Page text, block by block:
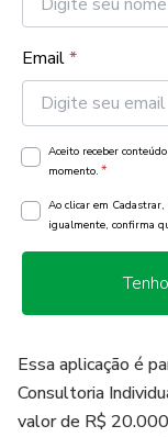
Email*
Aceito receber
momento. *
Ao clicar em Cadastrar,
igualmente, confirma
Essa aplicação é
Consultoria
valor de R$